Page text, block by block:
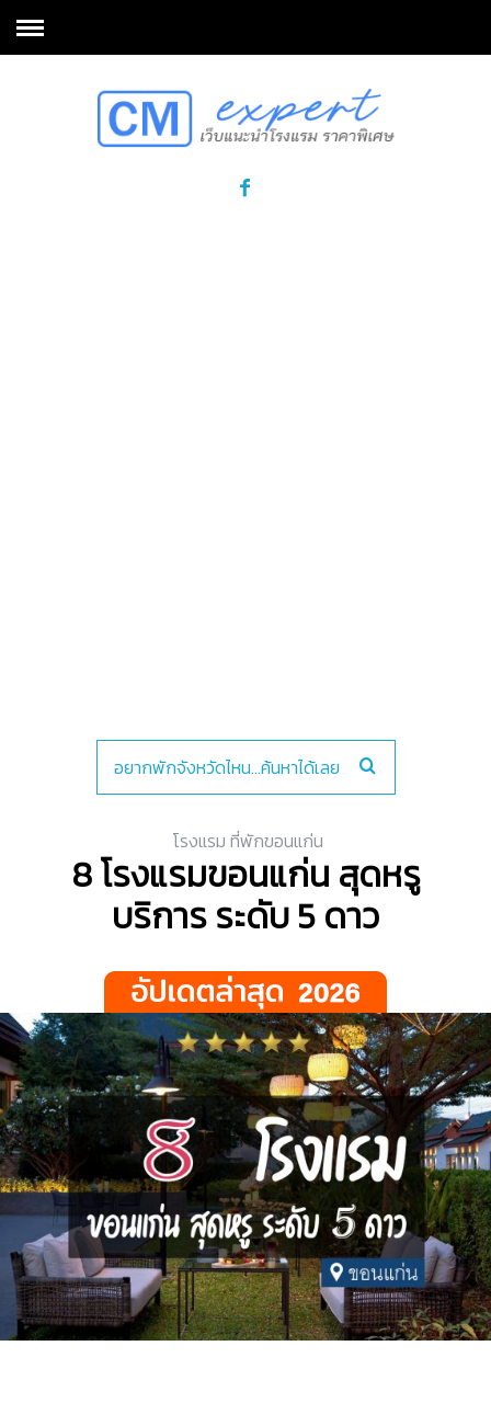
โรงแรม ที่พักขอนแก่น
8 โรงแรมขอนแก่น สุดหรู
บริการ ระดับ 5 ดาว